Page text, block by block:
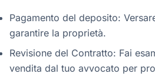
Pagamento del deposito:
garantire la proprietà.
Revisione del Contratto: Fai
vendita dal tuo avvocato per